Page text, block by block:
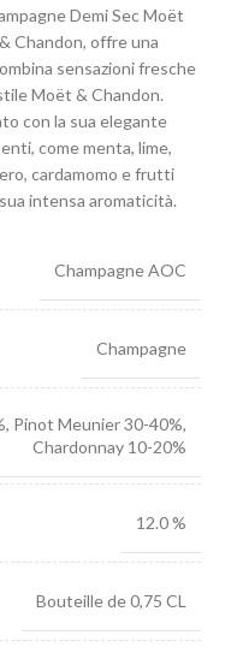
Demi Sec Moët
Chandon, offre una
sensazioni fresche
Moët & Chandon.
con la sua elegante
come menta, lime,
cardamomo e frutti
intensa aromaticità.
Champagne AOC
Champagne
Pinot Meunier 30-40%,
Chardonnay 10-20%
12.0 %
Bouteille de 0,75 CL